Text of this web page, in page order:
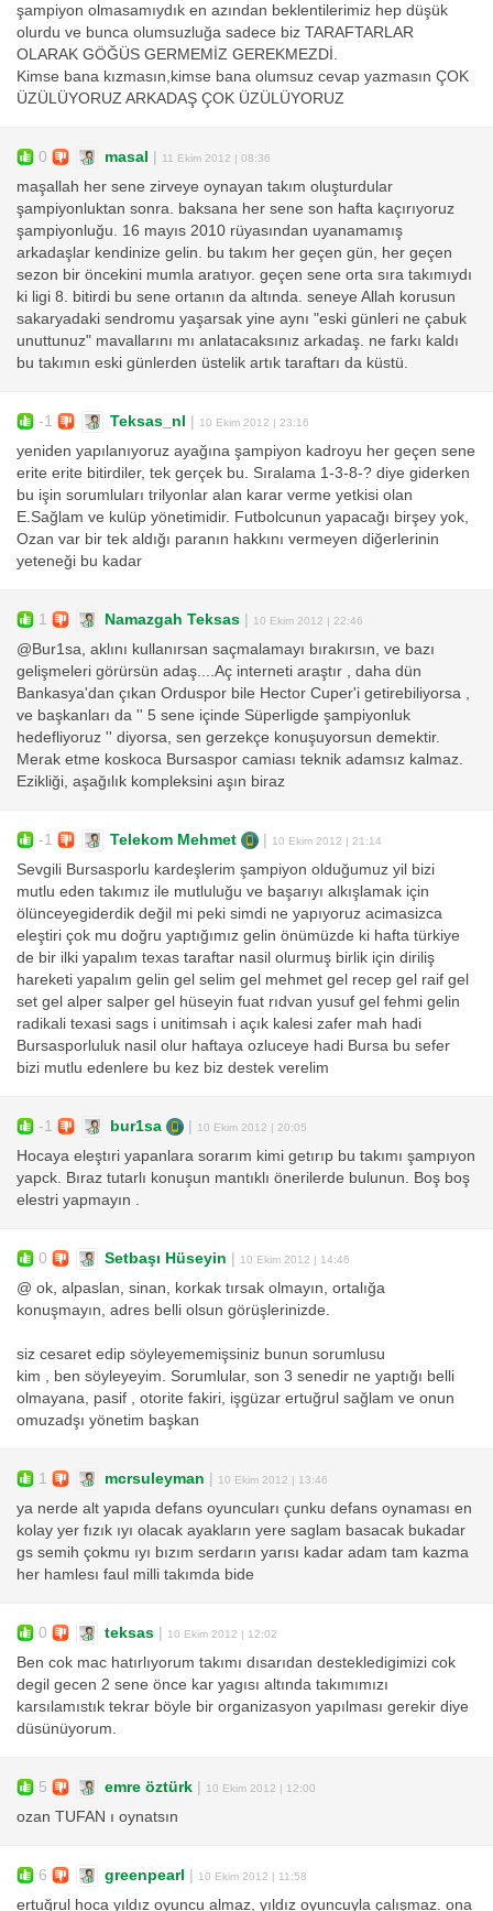
şampiyon olmasamıydık en azından beklentilerimiz hep düşük
olurdu ve bunca olumsuzluğa sadece biz TARAFTARLAR
OLARAK GÖĞÜS GERMEMİZ GEREKMEZDİ.
Kimse bana kızmasın,kimse bana olumsuz cevap yazmasın ÇOK
ÜZÜLÜYORUZ ARKADAŞ ÇOK ÜZÜLÜYORUZ
0 masal | 11 Ekim 2012 | 08:36
maşallah her sene zirveye oynayan takım oluşturdular
şampiyonluktan sonra. baksana her sene son hafta kaçırıyoruz
şampiyonluğu. 16 mayıs 2010 rüyasından uyanamamış
arkadaşlar kendinize gelin. bu takım her geçen gün, her geçen
sezon bir öncekini mumla aratıyor. geçen sene orta sıra takımıydı
ki ligi 8. bitirdi bu sene ortanın da altında. seneye Allah korusun
sakaryadaki sendromu yaşarsak yine aynı "eski günleri ne çabuk
unuttunuz" mavallarını mı anlatacaksınız arkadaş. ne farkı kaldı
bu takımın eski günlerden üstelik artık taraftarı da küstü.
-1 Teksas_nl | 10 Ekim 2012 | 23:16
yeniden yapılanıyoruz ayağına şampiyon kadroyu her geçen sene
erite erite bitirdiler, tek gerçek bu. Sıralama 1-3-8-? diye giderken
bu işin sorumluları trilyonlar alan karar verme yetkisi olan
E.Sağlam ve kulüp yönetimidir. Futbolcunun yapacağı birşey yok,
Ozan var bir tek aldığı paranın hakkını vermeyen diğerlerinin
yeteneği bu kadar
1 Namazgah Teksas | 10 Ekim 2012 | 22:46
@Bur1sa, aklını kullanırsan saçmalamayı bırakırsın, ve bazı
gelişmeleri görürsün adaş....Aç interneti araştır , daha dün
Bankasya'dan çıkan Orduspor bile Hector Cuper'i getirebiliyorsa ,
ve başkanları da '' 5 sene içinde Süperligde şampiyonluk
hedefliyoruz '' diyorsa, sen gerzekçe konuşuyorsun demektir.
Merak etme koskoca Bursaspor camiası teknik adamsız kalmaz.
Ezikliği, aşağılık kompleksini aşın biraz
-1 Telekom Mehmet | 10 Ekim 2012 | 21:14
Sevgili Bursasporlu kardeşlerim şampiyon olduğumuz yil bizi
mutlu eden takımız ile mutluluğu ve başarıyı alkışlamak için
ölünceyegiderdik değil mi peki simdi ne yapıyoruz acimasizca
eleştiri çok mu doğru yaptığımız gelin önümüzde ki hafta türkiye
de bir ilki yapalım texas taraftar nasil olurmuş birlik için diriliş
hareketi yapalım gelin gel selim gel mehmet gel recep gel raif gel
set gel alper salper gel hüseyin fuat rıdvan yusuf gel fehmi gelin
radikali texasi sags i unitimsah i açık kalesi zafer mah hadi
Bursasporluluk nasil olur haftaya ozluceye hadi Bursa bu sefer
bizi mutlu edenlere bu kez biz destek verelim
-1 bur1sa | 10 Ekim 2012 | 20:05
Hocaya eleştıri yapanlara sorarım kimi getırıp bu takımı şampıyon
yapck. Bıraz tutarlı konuşun mantıklı önerilerde bulunun. Boş boş
elestri yapmayın .
0 Setbaşı Hüseyin | 10 Ekim 2012 | 14:46
@ ok, alpaslan, sinan, korkak tırsak olmayın, ortalığa
konuşmayın, adres belli olsun görüşlerinizde.
siz cesaret edip söyleyememişsiniz bunun sorumlusu
kim , ben söyleyeyim. Sorumlular, son 3 senedir ne yaptığı belli
olmayana, pasif , otorite fakiri, işgüzar ertuğrul sağlam ve onun
omuzadşı yönetim başkan
1 mcrsuleyman | 10 Ekim 2012 | 13:46
ya nerde alt yapıda defans oyuncuları çunku defans oynaması en
kolay yer fızık ıyı olacak ayakların yere saglam basacak bukadar
gs semih çokmu ıyı bızım serdarın yarısı kadar adam tam kazma
her hamlesı faul milli takımda bide
0 teksas | 10 Ekim 2012 | 12:02
Ben cok mac hatırlıyorum takımı dısarıdan destekledigimizi cok
degil gecen 2 sene önce kar yagısı altında takımımızı
karsılamıstık tekrar böyle bir organizasyon yapılması gerekir diye
düsünüyorum.
5 emre öztürk | 10 Ekim 2012 | 12:00
ozan TUFAN ı oynatsın
6 greenpearl | 10 Ekim 2012 | 11:58
ertuğrul hoca yıldız oyuncu almaz, yıldız oyuncuyla çalışmaz. ona